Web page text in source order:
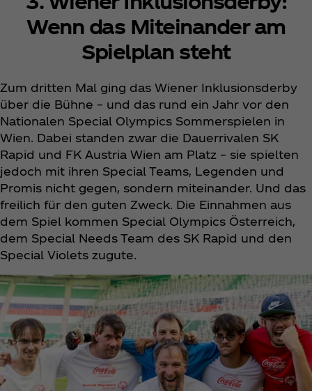
Wenn das Miteinander am
Spielplan steht
Zum dritten Mal ging das Wiener Inklusionsderby
über die Bühne – und das rund ein Jahr vor den
Nationalen Special Olympics Sommerspielen in
Wien. Dabei standen zwar die Dauerrivalen SK
Rapid und FK Austria Wien am Platz – sie spielten
jedoch mit ihren Special Teams, Legenden und
Promis nicht gegen, sondern miteinander. Und das
freilich für den guten Zweck. Die Einnahmen aus
dem Spiel kommen Special Olympics Österreich,
dem Special Needs Team des SK Rapid und den
Special Violets zugute.